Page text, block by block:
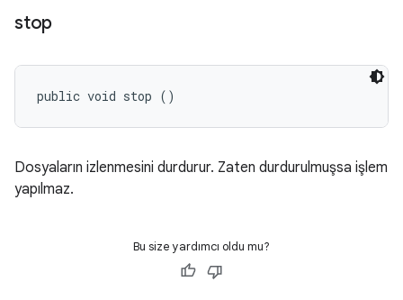
stop
public void stop ()
Dosyaların izlenmesini durdurur. Zaten durdurulmuşsa işlem
yapılmaz.
Bu size yardımcı oldu mu?